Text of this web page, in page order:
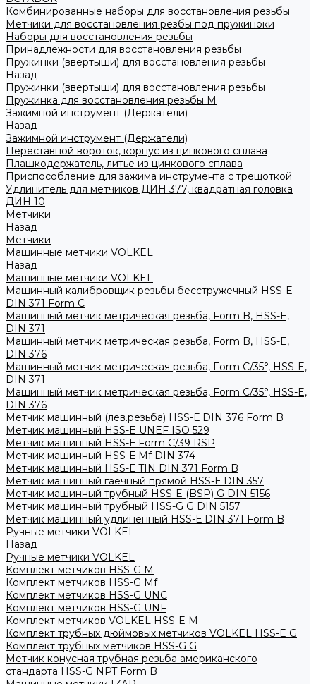
Комбинированные наборы для восстановления резьбы
Метчики для восстановления резбы под пружиноки
Наборы для восстановления резьбы
Принадлежности для восстановления резьбы
Пружинки (ввертыши) для восстановления резьбы
Назад
Пружинки (ввертыши) для восстановления резьбы
Пружинка для восстановления резьбы M
Зажимной инструмент (Держатели)
Назад
Зажимной инструмент (Держатели)
Переставной вороток, корпус из цинкового сплава
Плашкодержатель, литье из цинкового сплава
Приспособление для зажима инструмента с трещоткой
Удлинитель для метчиков ДИН 377, квадратная головка
ДИН 10
Метчики
Назад
Метчики
Машинные метчики VOLKEL
Назад
Машинные метчики VOLKEL
Машинный калибровщик резьбы бесстружечный HSS-Е
DIN 371 Form C
Машинный метчик метрическая резьба, Form B, HSS-E,
DIN 371
Машинный метчик метрическая резьба, Form B, HSS-E,
DIN 376
Машинный метчик метрическая резьба, Form С/35°, HSS-E,
DIN 371
Машинный метчик метрическая резьба, Form С/35°, HSS-E,
DIN 376
Метчик машинный (лев.резьба) HSS-Е DIN 376 Form B
Метчик машинный HSS-E UNEF ISO 529
Метчик машинный HSS-Е Form C/39 RSP
Метчик машинный HSS-Е Mf DIN 374
Метчик машинный HSS-Е TIN DIN 371 Form B
Метчик машинный гаечный прямой HSS-Е DIN 357
Метчик машинный трубный HSS-E (BSP) G DIN 5156
Метчик машинный трубный HSS-G G DIN 5157
Метчик машинный удлиненный HSS-Е DIN 371 Form B
Ручные метчики VOLKEL
Назад
Ручные метчики VOLKEL
Комплект метчиков HSS-G M
Комплект метчиков HSS-G Mf
Комплект метчиков HSS-G UNC
Комплект метчиков HSS-G UNF
Комплект метчиков VOLKEL HSS-E M
Комплект трубных дюймовых метчиков VOLKEL HSS-E G
Комплект трубных метчиков HSS-G G
Метчик конусная трубная резьба американского
стандарта HSS-G NPT Form B